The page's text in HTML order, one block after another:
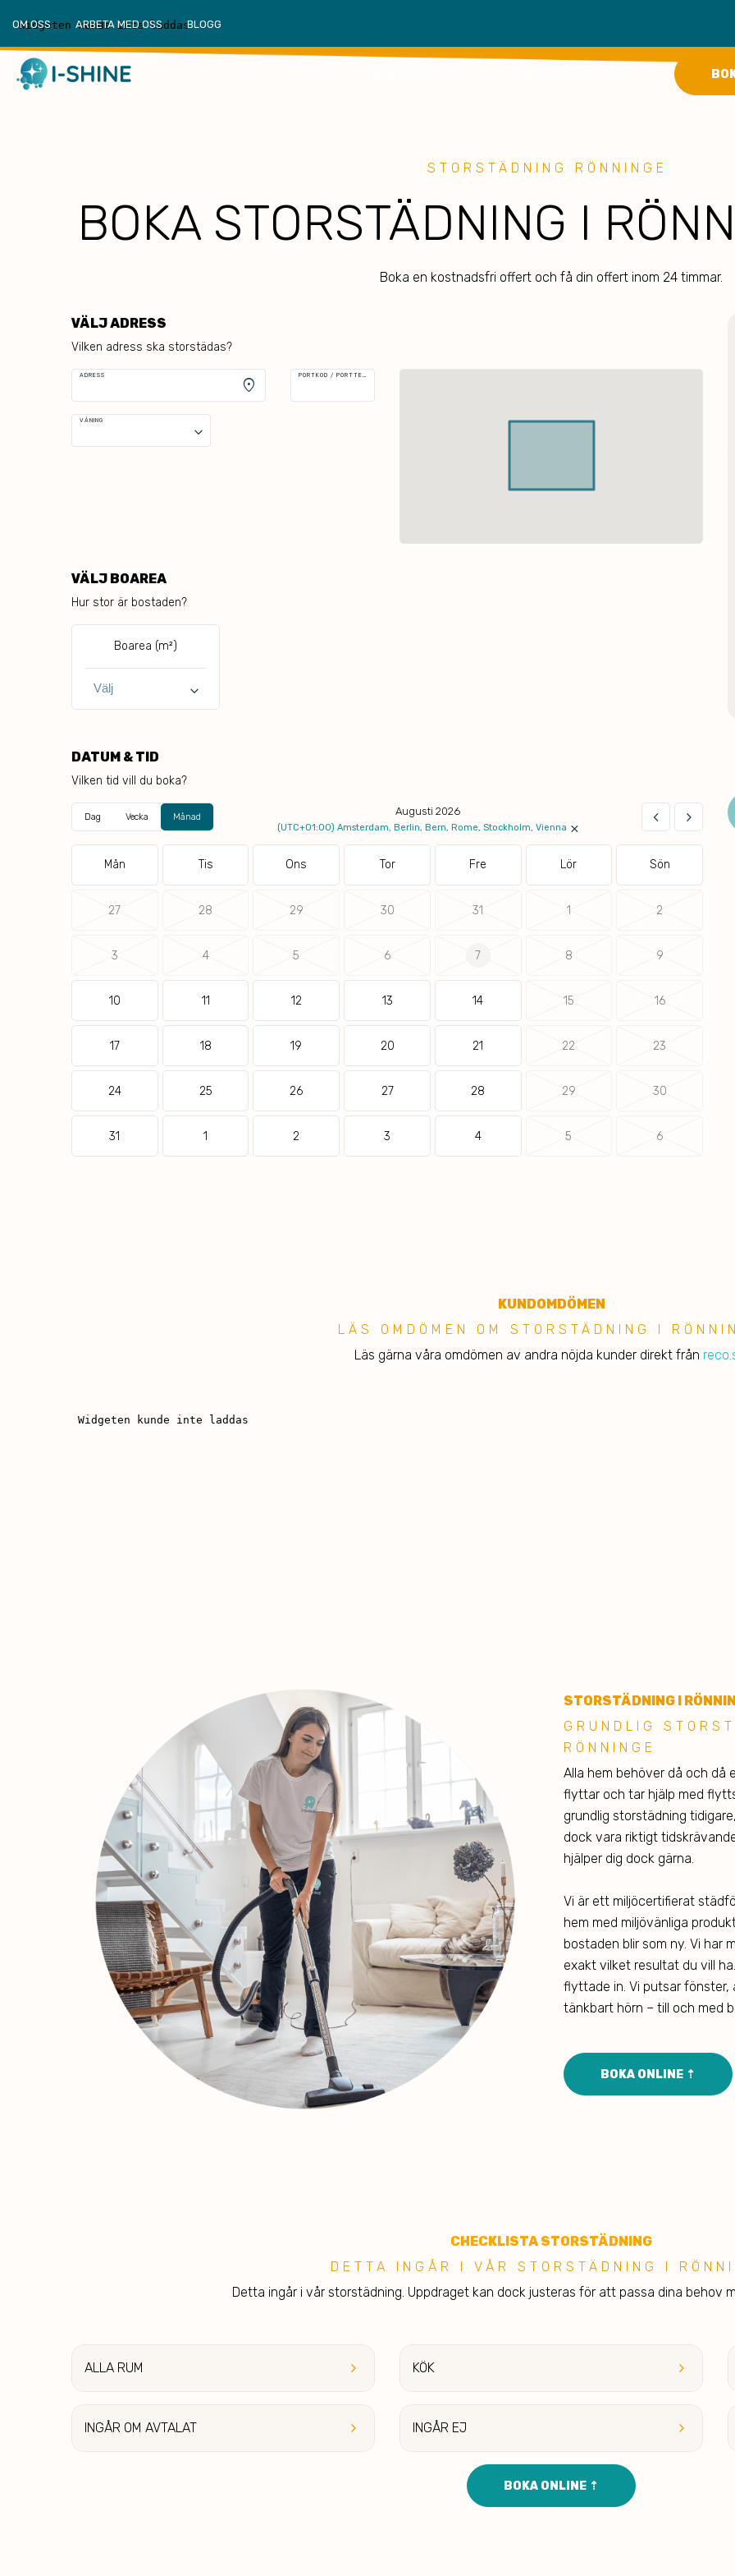
OM OSS ARBETA MED OSS BLOGG
STORSTÄDNING RÖNNINGE
BOKA STORSTÄDNING I
Boka en kostnadsfri offert och få din offert inom 24 timmar.
VÄLJ ADRESS
Vilken adress ska storstädas?
ADRESS
location_on
PORTKOD / PORTTELEFON
VÅNING
keyboard_arrow_down
VÄLJ BOAREA
Hur stor är bostaden?
Boarea (m²)
keyboard_arrow_down
DATUM & TID
Vilken tid vill du boka?
Dag Vecka Månad Augusti 2026
(UTC+01:00) Amsterdam, Berlin, Bern, Rome, Stockholm, Vienna ×
keyboard_arrow_left keyboard_arrow_right
Mån Tis Ons Tor Fre Lör Sön
27 28 29 30 31 1 2
3 4 5 6 7 8 9
10 11 12 13 14 15 16
17 18 19 20 21 22 23
24 25 26 27 28 29 30
31 1 2 3 4 5 6
KUNDOMDÖMEN
LÄS OMDÖMEN OM STORSTÄDNING I
Läs gärna våra omdömen av andra nöjda kunder direkt från
STORSTÄDNING I
GRUND LIG
RÖNNINGE
Alla hem behöver då och då
flyttar och tar hjälp med
grundlig storstädning
dock vara riktigt
hjälper dig dock gärna.
Vi är ett miljöcertifierat
hem med miljövänliga
bostaden blir som ny. Vi har
exakt vilket resultat du vill
flyttade in. Vi putsar fönster,
tänkbart hörn – till och med
BOKA ONLINE ⇡
CHECKLISTA STORSTÄDNING
DETTA INGÅR I VÅR ST ORSTÄDNING I
Detta ingår i vår storstädning. Uppdraget kan dock justeras för att passa dina behov
keyboard_arrow_right
ALLA RUM
keyboard_arrow_right
INGÅR OM AVTALAT
keyboard_arrow_right
KÖK
keyboard_arrow_right
INGÅR EJ
BOKA ONLINE ⇡